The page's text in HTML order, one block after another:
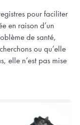
pour faciliter
en raison d’un
de santé,
ou qu’elle
elle n’est pas mise